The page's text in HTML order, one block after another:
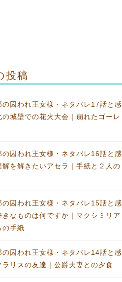
投稿
の囚われ王女様・ネタバレ17話と感
の城壁での花火大会｜崩れたゴーレ
の囚われ王女様・ネタバレ16話と感
解を解きたいアセラ｜手紙と２人の
の囚われ王女様・ネタバレ15話と感
きなものは何ですか｜マクシミリア
の手紙
の囚われ王女様・ネタバレ14話と感
ラリスの友達｜公爵夫妻との夕食